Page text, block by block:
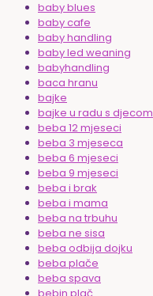
baby blues
baby cafe
baby handling
baby led weaning
babyhandling
baca hranu
bajke
bajke u radu s djecom
beba 12 mjeseci
beba 3 mjeseca
beba 6 mjeseci
beba 9 mjeseci
beba i brak
beba i mama
beba na trbuhu
beba ne sisa
beba odbija dojku
beba plače
beba spava